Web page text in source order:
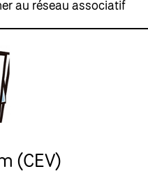
au réseau associatif
(CEV)